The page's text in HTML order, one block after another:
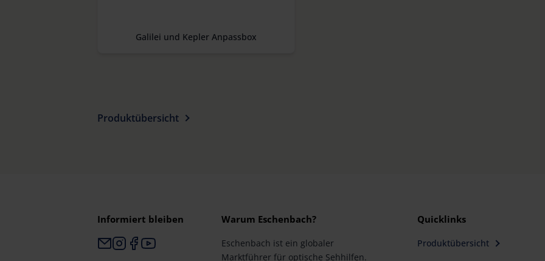
Galilei und Kepler Anpassbox
Produktübersicht
Informiert bleiben Warum Eschenbach?
Eschenbach ist ein globaler
Marktführer für optische Sehhilfen.
Quicklinks
Produktübersicht